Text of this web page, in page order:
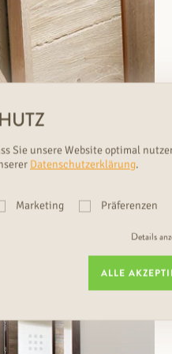
Sie unsere Website optimal
Datenschutzerklärung.
Marketing Präferenzen
Details
ALLE